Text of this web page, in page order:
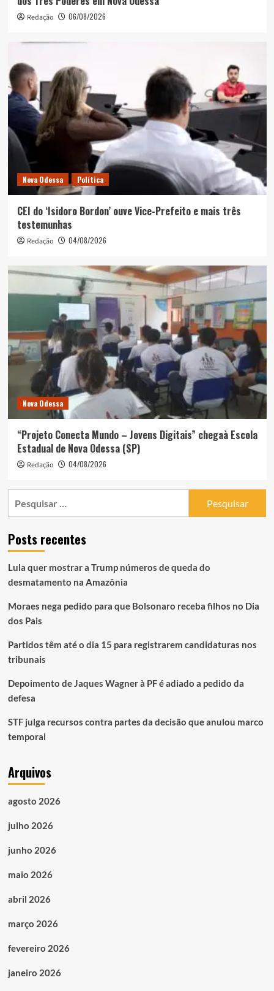
Redação 06/08/2026
Nova Odessa Política
CEI do ‘Isidoro Bordon’ ouve Vice-Prefeito e mais três
testemunhas
Redação 04/08/2026
Nova Odessa
“Projeto Conecta Mundo – Jovens Digitais” chegaà Escola
Estadual de Nova Odessa (SP)
Redação 04/08/2026
Posts recentes
Lula quer mostrar a Trump números de queda do
desmatamento na Amazônia
Moraes nega pedido para que Bolsonaro receba filhos no Dia
dos Pais
Partidos têm até o dia 15 para registrarem candidaturas nos
tribunais
Depoimento de Jaques Wagner à PF é adiado a pedido da
defesa
STF julga recursos contra partes da decisão que anulou marco
temporal
Arquivos
agosto 2026
julho 2026
junho 2026
maio 2026
abril 2026
março 2026
fevereiro 2026
janeiro 2026